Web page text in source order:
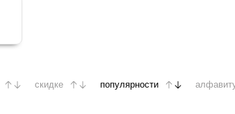
скидке популярности